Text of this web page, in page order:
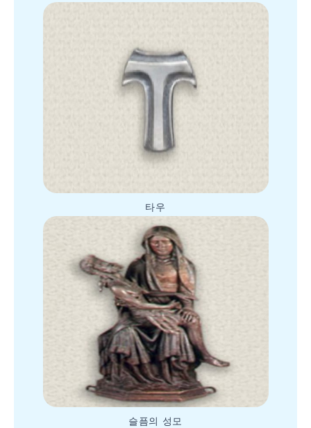
타우
슬픔의 성모